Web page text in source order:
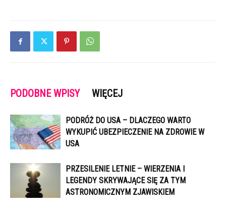
PODOBNE WPISY WIĘCEJ
PODRÓŻ DO USA – DLACZEGO WARTO
WYKUPIĆ UBEZPIECZENIE NA ZDROWIE W
USA
PRZESILENIE LETNIE – WIERZENIA I
LEGENDY SKRYWAJĄCE SIĘ ZA TYM
ASTRONOMICZNYM ZJAWISKIEM